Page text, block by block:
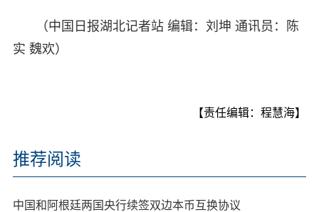
（中国日报湖北记者站 编辑：刘坤 通讯员：陈
实 魏欢）
【责任编辑：程慧海】
推荐阅读
中国和阿根廷两国央行续签双边本币互换协议